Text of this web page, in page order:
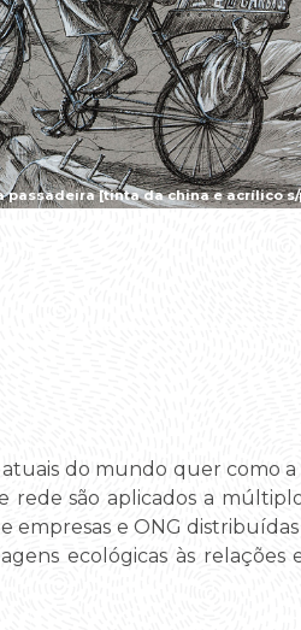
passadeira [tinta da china e acrílico
do mundo quer como
são aplicados a
empresas e ONG
ecológicas às relações